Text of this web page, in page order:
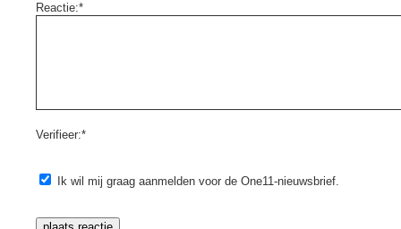
Reactie:*
Verifieer:*
Ik wil mij graag aanmelden voor de One11-nieuwsbrief.